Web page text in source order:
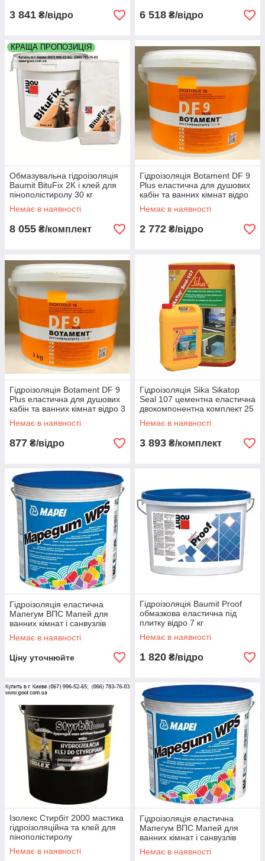
3 841 ₴/відро 6 518 ₴/відро
КРАЩА ПРОПОЗИЦІЯ
Обмазувальна гідроізоляція
Baumit BituFix 2K і клей для
пінополістиролу 30 кг
комплект
Немає в наявності
8 055 ₴/комплект
Гідроізоляція Botament DF 9
Plus еластична для душових
кабін та ванних кімнат відро
12 кг
Немає в наявності
2 772 ₴/відро
Гідроізоляція Botament DF 9
Plus еластична для душових
кабін та ванних кімнат відро 3
кг
Немає в наявності
877 ₴/відро
Гідроізоляція Sika Sikatop
Seal 107 цементна еластична
двокомпонентна комплект 25
кг
Немає в наявності
3 893 ₴/комплект
Гідроізоляція еластична
Мапегум ВПС Мапей для
ванних кімнат і санвузлів
відро 5 кг
Немає в наявності
Ціну уточнюйте
Гідроізоляція Baumit Proof
обмазкова еластична під
плитку відро 7 кг
Немає в наявності
1 820 ₴/відро
Ізолекс Стирбіт 2000 мастика
гідроізоляційна та клей для
пінополістиролу
Немає в наявності
Гідроізоляція еластична
Мапегум ВПС Мапей для
ванних кімнат і санвузлів
відро 10 кг
Немає в наявності